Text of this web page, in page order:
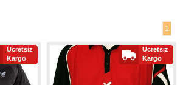
1
Ücretsiz
Kargo
Ücretsiz
Kargo